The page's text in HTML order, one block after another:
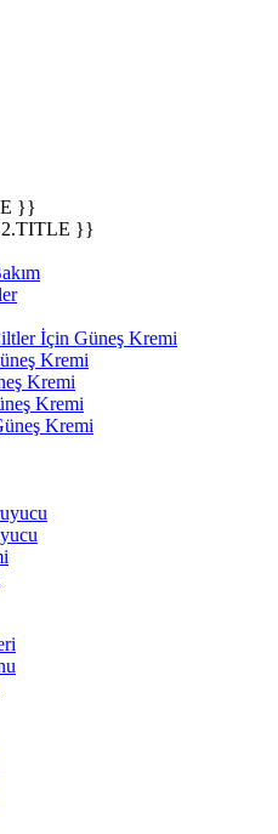
}}
}}
İçin Güneş Kremi
Kremi
Kremi
Kremi
Kremi